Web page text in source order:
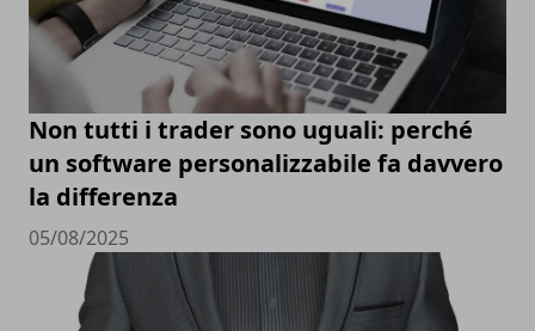
Non tutti i trader sono uguali: perché
un software personalizzabile fa davvero
la differenza
05/08/2025